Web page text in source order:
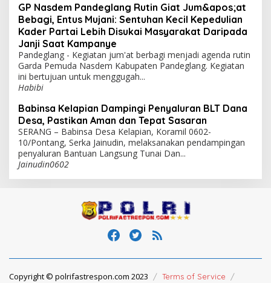
GP Nasdem Pandeglang Rutin Giat Jum&apos;at
Bebagi, Entus Mujani: Sentuhan Kecil Kepedulian
Kader Partai Lebih Disukai Masyarakat Daripada
Janji Saat Kampanye
Pandeglang - Kegiatan jum'at berbagi menjadi agenda rutin
Garda Pemuda Nasdem Kabupaten Pandeglang. Kegiatan
ini bertujuan untuk menggugah...
Habibi
Babinsa Kelapian Dampingi Penyaluran BLT Dana
Desa, Pastikan Aman dan Tepat Sasaran
SERANG – Babinsa Desa Kelapian, Koramil 0602-
10/Pontang, Serka Jainudin, melaksanakan pendampingan
penyaluran Bantuan Langsung Tunai Dan...
Jainudin0602
Copyright © polrifastrespon.com 2023
Terms of Service